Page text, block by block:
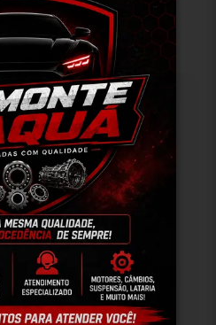
Peugeot
Carro/Caminhonete
Original
207 2011
V140 - 8.5.1 - 10